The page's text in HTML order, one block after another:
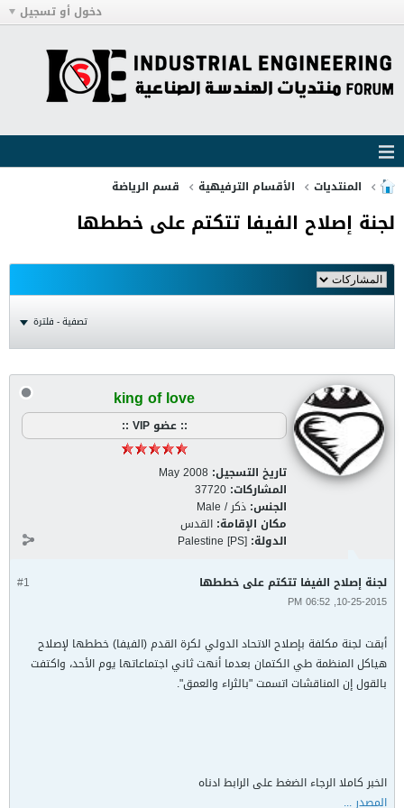
دخول أو تسجيل
المنتديات الأقسام الترفيهية قسم الرياضة
لجنة إصلاح الفيفا تتكتم على خططها
تصفية - فلترة
king of love
:: عضو VIP ::
تاريخ التسجيل: May 2008
المشاركات: 37720
الجنس: ذكر / Male
مكان الإقامة: القدس
الدولة: Palestine [PS]
#1 لجنة إصلاح الفيفا تتكتم على خططها
10-25-2015, 06:52 PM
أبقت لجنة مكلفة بإصلاح الاتحاد الدولي لكرة القدم (الفيفا) خططها لإصلاح
هياكل المنظمة طي الكتمان بعدما أنهت ثاني اجتماعاتها يوم الأحد، واكتفت
بالقول إن المناقشات اتسمت "بالثراء والعمق".
الخبر كاملا الرجاء الضغط على الرابط ادناه
المصدر ...